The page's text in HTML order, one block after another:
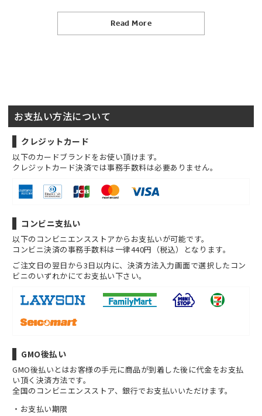
Read More
お支払い方法について
クレジットカード
以下のカードブランドをお使い頂けます。
クレジットカード決済では事務手数料は必要ありません。
コンビニ支払い
以下のコンビニエンスストアからお支払いが可能です。
コンビニ決済の事務手数料は一律440円（税込）となります。
ご注文日の翌日から3日以内に、決済方法入力画面で選択したコン
ビニのいずれかにてお支払い下さい。
GMO後払い
GMO後払いとはお客様の手元に商品が到着した後に代金をお支払
い頂く決済方法です。
全国のコンビニエンスストア、銀行でお支払いいただけます。
お支払い期限